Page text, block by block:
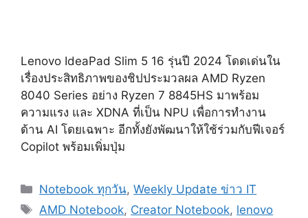
Lenovo IdeaPad Slim 5 16 รุ่นปี 2024 โดดเด่นใน
เรื่องประสิทธิภาพของชิปประมวลผล AMD Ryzen
8040 Series อย่าง Ryzen 7 8845HS มาพร้อม
ความแรง และ XDNA ที่เป็น NPU เพื่อการทำงาน
ด้าน AI โดยเฉพาะ อีกทั้งยังพัฒนาให้ใช้ร่วมกับฟีเจอร์
Copilot พร้อมเพิ่มปุ่ม
Categories
Notebook ทุกวัน,Weekly Update ข่าว IT
Tags
AMD Notebook, Creator Notebook, lenovo